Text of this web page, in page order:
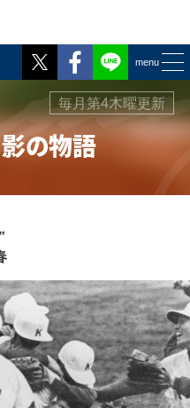
Twitter
Facebook
menu
の物語
毎月第4木曜更新